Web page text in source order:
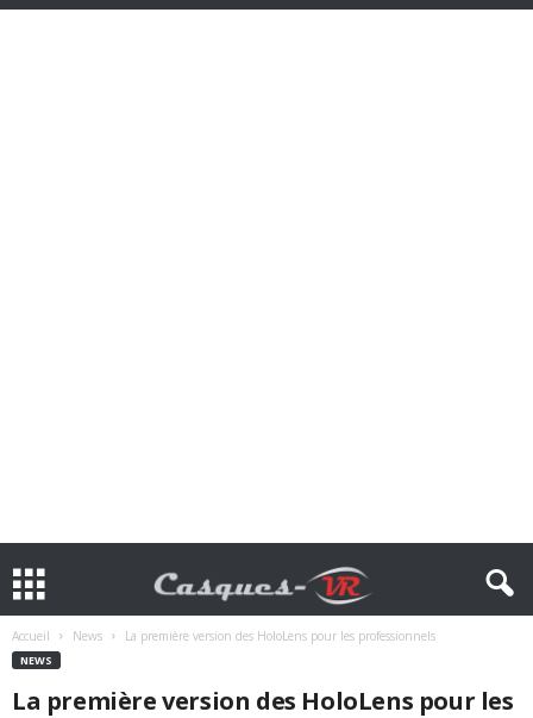
Accueil News La première version des HoloLens pour les professionnels
NEWS
La première version des HoloLens pour les